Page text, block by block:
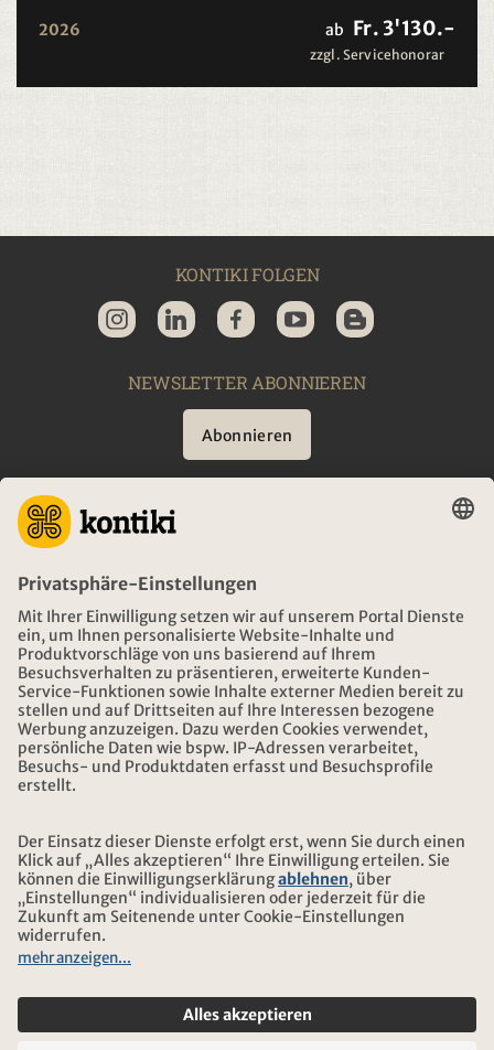
2026 ab Fr. 3'130.-
zzgl. Servicehonorar
KONTIKI FOLGEN
NEWSLETTER ABONNIEREN
Abonnieren
BERATUNG
NOTFALL AUF REISEN
ÖFFNUNGSZEITEN KONTIKI REISEN
DOWNLOAD UND LINKS
ADRESSE
ÜBER KONTIKI
UNSERE PARTNER
Reise-und Versicherungsbedingungen